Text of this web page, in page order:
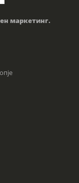
маркетинг.